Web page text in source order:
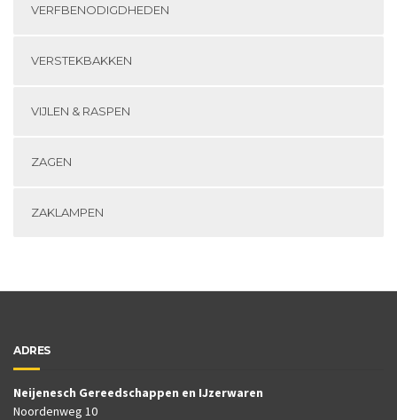
VERFBENODIGDHEDEN
VERSTEKBAKKEN
VIJLEN & RASPEN
ZAGEN
ZAKLAMPEN
ADRES
Neijenesch Gereedschappen en IJzerwaren
Noordenweg 10